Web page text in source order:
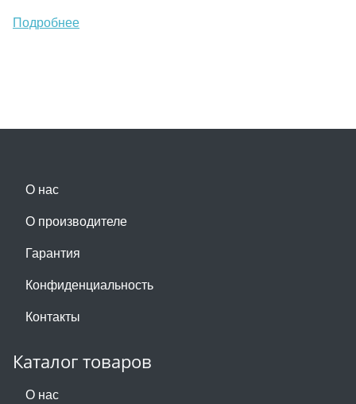
Подробнее
О нас
О производителе
Гарантия
Конфиденциальность
Контакты
Каталог товаров
О нас